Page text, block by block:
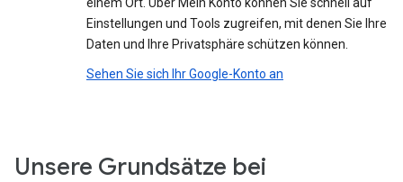
Einstellungen und Tools zugreifen, mit denen Sie Ihre
Daten und Ihre Privatsphäre schützen können.
Sehen Sie sich Ihr Google-Konto an
Unsere Grundsätze bei